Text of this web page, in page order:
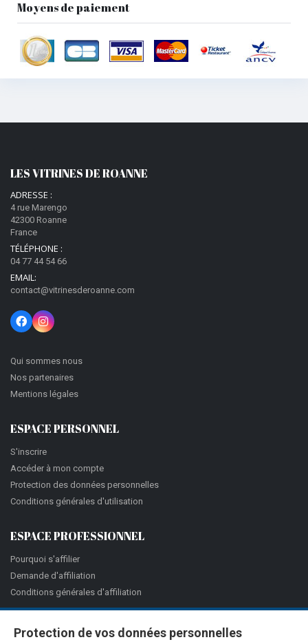
Protection de vos données personnelles
Moyens de paiement
LES VITRINES DE ROANNE
ADRESSE :
4 rue Marengo
42300 Roanne
France
TÉLÉPHONE :
04 77 44 54 66
EMAIL:
contact@vitrinesderoanne.com
Qui sommes nous
Nos partenaires
Mentions légales
ESPACE PERSONNEL
S'inscrire
Accéder à mon compte
Protection des données personnelles
Conditions générales d'utilisation
ESPACE PROFESSIONNEL
Pourquoi s'affilier
Demande d'affiliation
Conditions générales d'affiliation